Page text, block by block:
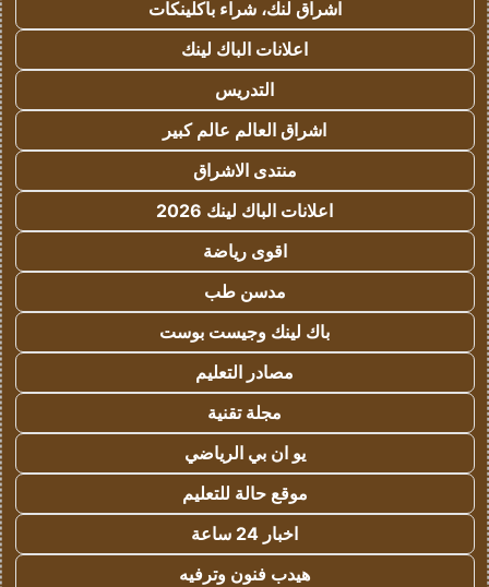
اشراق لنك، شراء باكلينكات
اعلانات الباك لينك
التدريس
اشراق العالم عالم كبير
منتدى الاشراق
اعلانات الباك لينك 2026
اقوى رياضة
مدسن طب
باك لينك وجيست بوست
مصادر التعليم
مجلة تقنية
يو ان بي الرياضي
موقع حالة للتعليم
اخبار 24 ساعة
هيدب فنون وترفيه